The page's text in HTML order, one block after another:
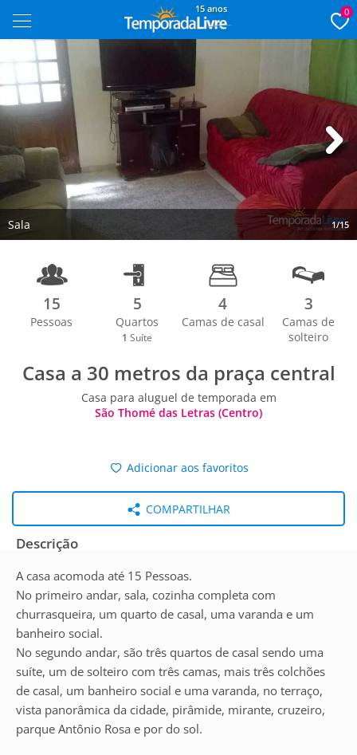
15 anos 0
Sala 1/15
15
Pessoas
5
Quartos
1 Suíte
4
Camas de casal
3
Camas de
solteiro
Casa a 30 metros da praça central
Casa para aluguel de temporada em
São Thomé das Letras (Centro)
Adicionar aos favoritos
COMPARTILHAR
Descrição
A casa acomoda até 15 Pessoas.
No primeiro andar, sala, cozinha completa com
churrasqueira, um quarto de casal, uma varanda e um
banheiro social.
No segundo andar, são três quartos de casal sendo uma
suíte, um de solteiro com três camas, mais três colchões
de casal, um banheiro social e uma varanda, no terraço,
vista panorâmica da cidade, pirâmide, mirante, cruzeiro,
parque Antônio Rosa e por do sol.